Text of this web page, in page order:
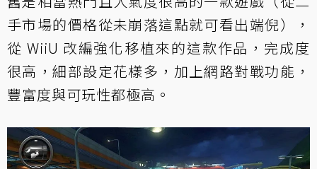
手市場的價格從未崩落這點就可看出端倪），
從 WiiU 改編強化移植來的這款作品，完成度
很高，細部設定花樣多，加上網路對戰功能，
豐富度與可玩性都極高。